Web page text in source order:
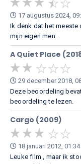
17 augustus 2024,
Ik denk dat het meeste
mijn eigen men...
A Quiet Place
29 december 2018,
Deze beoordeling
beoordeling te lezen.
Cargo (2009)
18 januari 2012,
Leuke film , maar ik